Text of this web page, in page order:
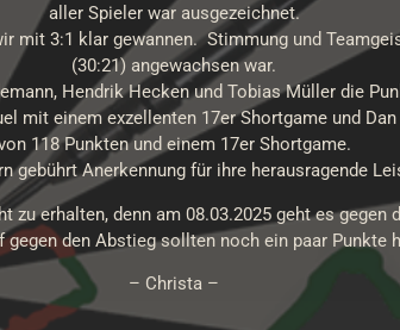
aller Spieler war ausgezeichnet.
mit 3:1 klar gewannen. Stimmung und
(30:21) angewachsen war.
Hendrik Hecken und Tobias Müller die
mit einem exzellenten 17er Shortgame und
118 Punkten und einem 17er Shortgame.
gebührt Anerkennung für ihre herausragende
erhalten, denn am 08.03.2025 geht es gegen
gegen den Abstieg sollten noch ein paar Punkte
– Christa –